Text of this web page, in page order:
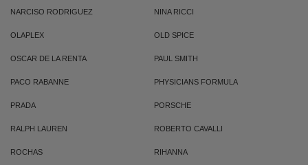
NARCISO RODRIGUEZ NINA RICCI
OLAPLEX OLD SPICE
OSCAR DE LA RENTA PAUL SMITH
PACO RABANNE PHYSICIANS FORMULA
PRADA PORSCHE
RALPH LAUREN ROBERTO CAVALLI
ROCHAS RIHANNA